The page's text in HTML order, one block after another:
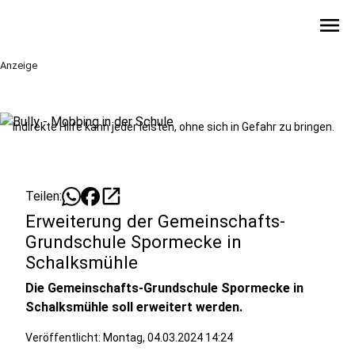
menu
Anzeige
Indirekte Hilfe kann jeder leisten, ohne sich in Gefahr zu bringen.
Teilen: open_in_new
Erweiterung der Gemeinschafts-
Grundschule Spormecke in
Schalksmühle
Die Gemeinschafts-Grundschule Spormecke in
Schalksmühle soll erweitert werden.
Veröffentlicht: Montag, 04.03.2024 14:24